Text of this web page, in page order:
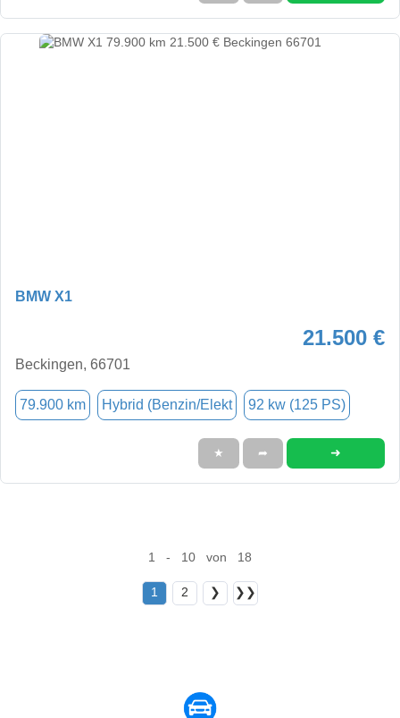
BMW X1
21.500 €
Beckingen, 66701
79.900 km Hybrid (Benzin/Elekt 92 kw (125 PS)
★ ➦ ➜
1 - 10 von 18
1 2 ❯ ❯❯